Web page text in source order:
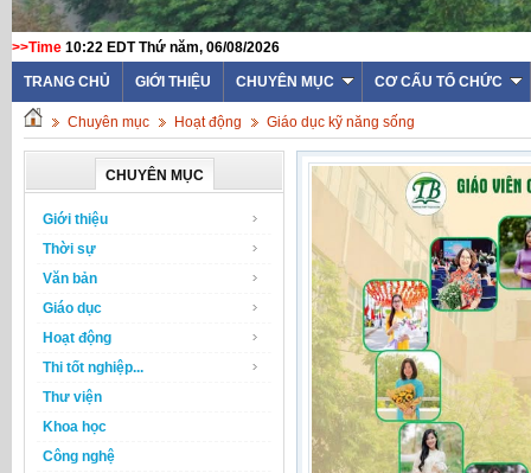
>>Time 10:22 EDT Thứ năm, 06/08/2026
TRANG CHỦ GIỚI THIỆU CHUYÊN MỤC CƠ CẤU TỔ CHỨC
Chuyên mục Hoạt động Giáo dục kỹ năng sống
CHUYÊN MỤC
Giới thiệu
Thời sự
Văn bản
Giáo dục
Hoạt động
Thi tốt nghiệp...
Thư viện
Khoa học
Công nghệ